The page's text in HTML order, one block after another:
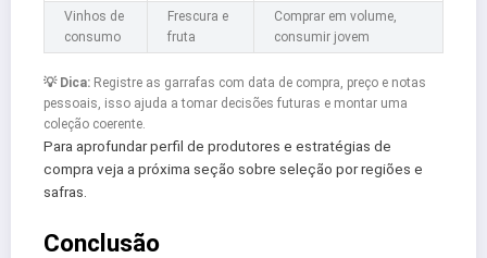
Vinhos de
consumo
Frescura e
fruta
Comprar em volume,
consumir jovem
💡 Dica: Registre as garrafas com data de compra, preço e notas
pessoais, isso ajuda a tomar decisões futuras e montar uma
coleção coerente.
Para aprofundar perfil de produtores e estratégias de
compra veja a próxima seção sobre seleção por regiões e
safras.
Conclusão